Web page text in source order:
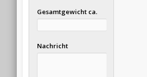
Gesamtgewicht ca.
Nachricht